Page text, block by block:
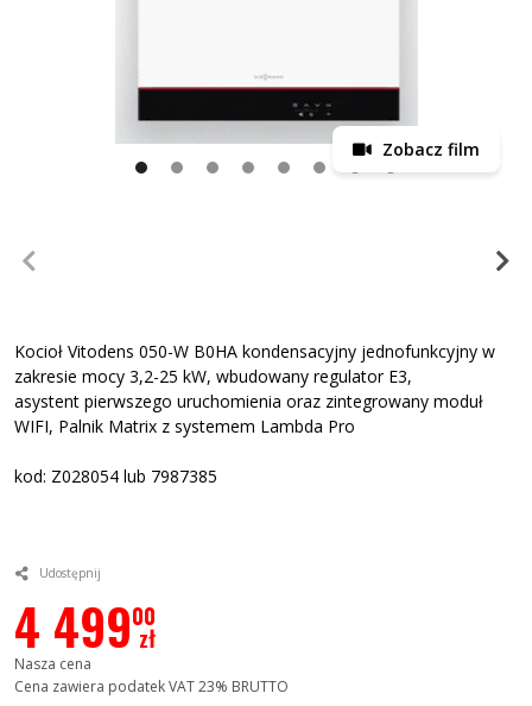
Zobacz film
Kocioł Vitodens 050-W B0HA kondensacyjny jednofunkcyjny w
zakresie mocy 3,2-25 kW, wbudowany regulator E3,
asystent pierwszego uruchomienia oraz zintegrowany moduł
WIFI, Palnik Matrix z systemem Lambda Pro
kod: Z028054 lub 7987385
Udostępnij
4 49900
zł
Nasza cena
Cena zawiera podatek VAT 23% BRUTTO